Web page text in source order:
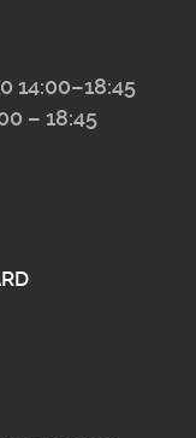
14:00–18:45
– 18:45